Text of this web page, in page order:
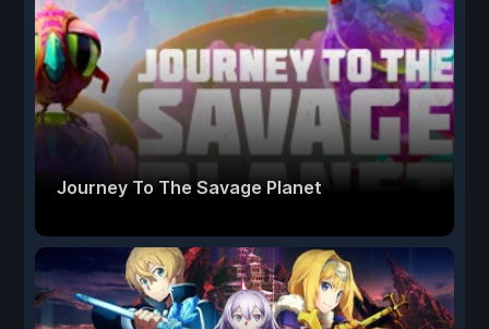
Journey To The Savage Planet